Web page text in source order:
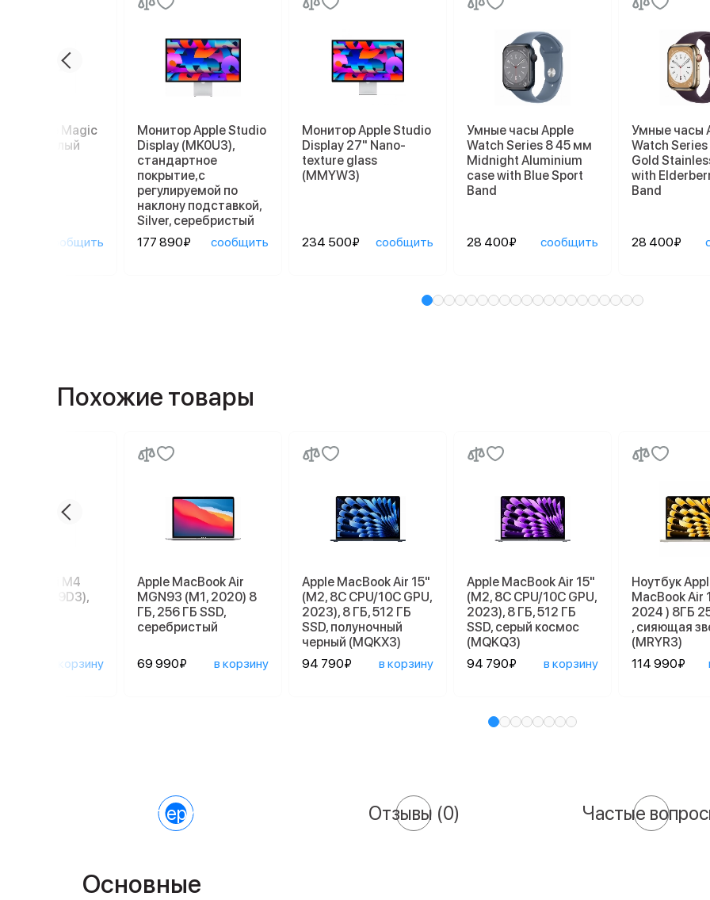
Apple Magic
2, белый
сообщить
Монитор Apple Studio
Display (MK0U3),
стандартное
покрытие,с
регулируемой по
наклону подставкой,
Silver, серебристый
177 890₽
сообщить
Монитор Apple Studio
Display 27" Nano-
texture glass
(MMYW3)
234 500₽ сообщить
Умные часы Apple
Watch Series 8 45 мм
Midnight Aluminium
case with Blue Sport
Band
28 400₽ сообщить
Умные часы
Watch
Gold
with
Band
28 400₽
Похожие товары
Mac mini M4
ГБ (MU9D3),
в корзину
Apple MacBook Air
MGN93 (M1, 2020) 8
ГБ, 256 ГБ SSD,
серебристый
69 990₽ в корзину
Apple MacBook Air 15"
(M2, 8C CPU/10C GPU,
2023), 8 ГБ, 512 ГБ
SSD, полуночный
черный (MQKX3)
94 790₽
в корзину
Apple MacBook Air 15"
(M2, 8C CPU/10C GPU,
2023), 8 ГБ, 512 ГБ
SSD, серый космос
(MQKQ3)
94 790₽
в корзину
Ноутбук
MacBook Air
2024 ) 8ГБ
, сияющая
(MRYR3)
114 990₽
Характеристики Отзывы (0) Частые
Основные